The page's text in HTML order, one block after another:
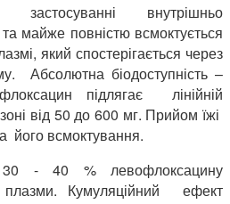
внутрішньо
майже повністю всмоктується
який спостерігається через
Абсолютна біодоступність –
підлягає лінійній
від 50 до 600 мг. Прийом їжі
його всмоктування.
- 40 % левофлоксацину
плазми. Кумуляційний ефект